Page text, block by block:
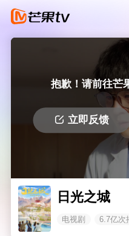
抱歉！请前往芒
立即反馈
日光之城
电视剧 6.7亿次